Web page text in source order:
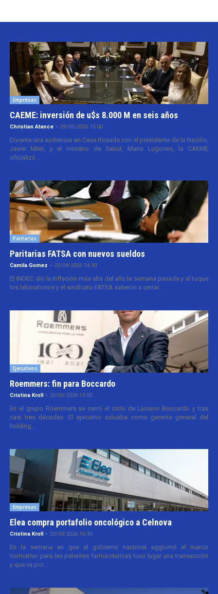
Empresas
CAEME: inversión de u$s 8.000 M en seis años
Christian Atance - 29/05/2026 15:00
Durante una audiencia en Casa Rosada con el presidente de la Nación,
Javier Milei, y el ministro de Salud, Mario Lugones, la CAEME
oficializó...
Paritarias
Paritarias FATSA con nuevos sueldos
Camila Gomez - 22/04/2026 14:30
El INDEC dio la inflación más alta del año la semana pasada y al toque
los laboratorios y el sindicato FATSA salieron a cerrar...
Ejecutivos
Roemmers: fin para Boccardo
Cristina Kroll - 20/05/2026 13:00
En el grupo Roemmers se cerró el ciclo de Luciano Boccardo y tras
casi tres décadas. El ejecutivo actuaba como gerente general del
holding...
Empresas
Elea compra portafolio oncológico a Celnova
Cristina Kroll - 20/03/2026 10:30
En la semana en que el gobierno nacional aggiornó el marco
normativo para las patentes farmacéuticas tuvo lugar una transacción
y que va por...